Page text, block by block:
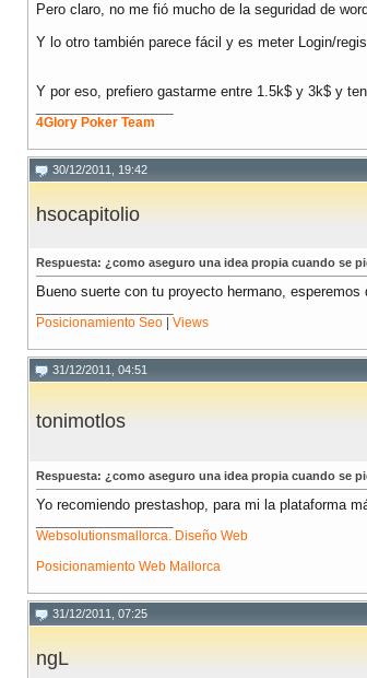
Pero claro, no me fió mucho de la seguridad de
Y lo otro también parece fácil y es meter Login/
Y por eso, prefiero gastarme entre 1.5k$ y 3k$ y
4Glory Poker Team
30/12/2011, 19:42
hsocapitolio
Respuesta: ¿como aseguro una idea propia cuando se
Bueno suerte con tu proyecto hermano,
Posicionamiento Seo
Views
31/12/2011, 04:51
tonimotlos
Respuesta: ¿como aseguro una idea propia cuando se
Yo recomiendo prestashop, para mi la plataforma
Websolutionsmallorca. Diseño Web
Posicionamiento Web Mallorca
31/12/2011, 07:25
ngL